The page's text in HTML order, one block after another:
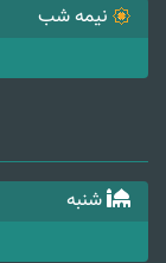
نیمه شب
شنبه